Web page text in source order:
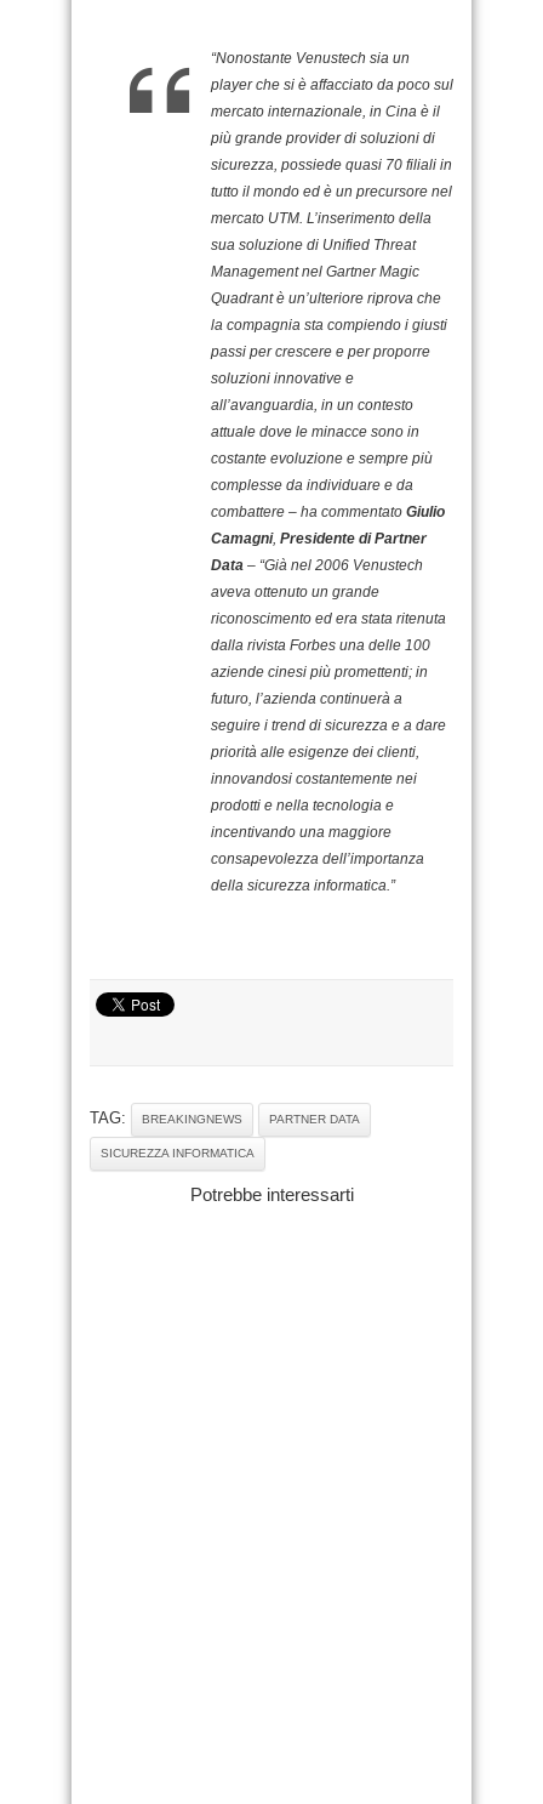
“Nonostante Venustech sia un
player che si è affacciato da poco sul
mercato internazionale, in Cina è il
più grande provider di soluzioni di
sicurezza, possiede quasi 70 filiali in
tutto il mondo ed è un precursore nel
mercato UTM. L’inserimento della
sua soluzione di Unified Threat
Management nel Gartner Magic
Quadrant è un’ulteriore riprova che
la compagnia sta compiendo i giusti
passi per crescere e per proporre
soluzioni innovative e
all’avanguardia, in un contesto
attuale dove le minacce sono in
costante evoluzione e sempre più
complesse da individuare e da
combattere – ha commentato Giulio
Camagni, Presidente di Partner
Data – “Già nel 2006 Venustech
aveva ottenuto un grande
riconoscimento ed era stata ritenuta
dalla rivista Forbes una delle 100
aziende cinesi più promettenti; in
futuro, l’azienda continuerà a
seguire i trend di sicurezza e a dare
priorità alle esigenze dei clienti,
innovandosi costantemente nei
prodotti e nella tecnologia e
incentivando una maggiore
consapevolezza dell’importanza
della sicurezza informatica.”
TAG: BREAKINGNEWS PARTNER DATA
SICUREZZA INFORMATICA
Potrebbe interessarti